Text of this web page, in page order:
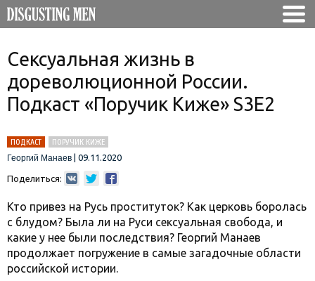
Сексуальная жизнь в
дореволюционной России.
Подкаст «Поручик Киже» S3E2
ПОДКАСТ
ПОРУЧИК КИЖЕ
Георгий Манаев
09.11.2020
Поделиться:
Кто привез на Русь проституток? Как церковь боролась
с блудом? Была ли на Руси сексуальная свобода, и
какие у нее были последствия? Георгий Манаев
продолжает погружение в самые загадочные области
российской истории.